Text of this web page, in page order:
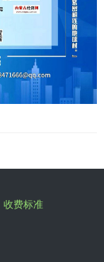
收费标准